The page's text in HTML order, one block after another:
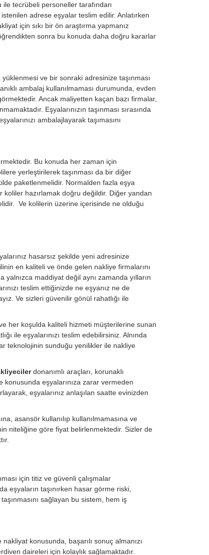
tecrübeli personeller tarafından
adrese eşyalar teslim edilir. Anlatırken
için sıkı bir ön araştırma yapmanız
sonra bu konuda daha doğru kararlar
ve bir sonraki adresinize taşınması
ambalaj kullanılmaması durumunda, evden
Ancak maliyetten kaçan bazı firmalar,
Eşyalarınızın taşınması sırasında
ambalajlayarak taşımasını
Bu konuda her zaman için
yerleştirilerek taşınması da bir diğer
paketlenmelidir. Normalden fazla eşya
koliler hazırlamak doğru değildir. Diğer yandan
Ve kolilerin üzerine içerisinde ne olduğu
hasarsız şekilde yeni adresinize
en kaliteli ve önde gelen nakliye firmalarını
maddiyat değil aynı zamanda yılların
teslim ettiğinizde ne eşyanız ne de
Ve sizleri güvenilir gönül rahatlığı ile
her koşulda kaliteli hizmeti müşterilerine sunan
ile eşyalarınızı teslim edebilirsiniz. Alnında
teknolojinin sunduğu yenilikler ile nakliye
donanımlı araçları, korunaklı
eşyalarınıza zarar vermeden
eşyalarınız anlaşılan saatte evinizden
asansör kullanılıp kullanılmamasına ve
niteliğine göre fiyat belirlenmektedir. Sizler de
için titiz ve güvenli çalışmalar
eşyaların taşınırken hasar görme riski,
sağlayan bu sistem, hem iş
konusunda, başarılı sonuç almanızı
daireleri için kolaylık sağlamaktadır.